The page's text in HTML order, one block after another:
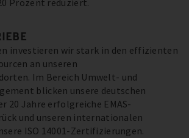
Prozent reduziert.
investieren wir stark in den effizienten
an unseren
Im Bereich Umwelt- und
blicken unsere deutschen
20 Jahre erfolgreiche EMAS-
und unseren internationalen
ISO 14001-Zertifizierungen.